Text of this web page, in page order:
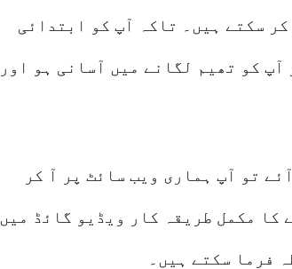
سکتے ہیں۔ تاکہ آپ کو ابتدائی
کو تھیم لگانے میں آسانی ہو اور
تو آپ ہماری ویب سائٹ پر آ کر
کا مکمل طریقہ کار ویڈیو گائڈ میں
فرما سکتے ہیں۔